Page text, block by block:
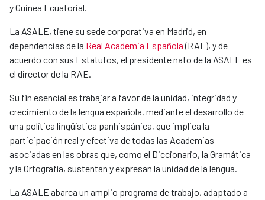
y Guinea Ecuatorial.
La ASALE, tiene su sede corporativa en Madrid, en
dependencias de la Real Academia Española​​ (RAE), y de
acuerdo con sus Estatutos, el presidente nato de la ASALE es
el director de la RAE.
Su fin esencial es trabajar a favor de la unidad, integridad y
crecimiento de la lengua española, mediante el desarrollo de
una política lingüística panhispánica, que implica la
participación real y efectiva de todas las Academias
asociadas en las obras que, como el Diccionario, la Gramática
y la Ortografía, sustentan y expresan la unidad de la lengua.
​La ASALE abarca un amplio programa de trab​ajo, adaptado a